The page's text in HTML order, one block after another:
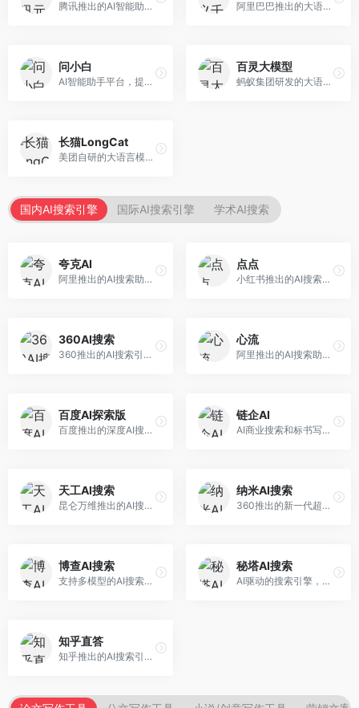
腾讯推出的AI智能助手，整合微信生态和腾讯云服务。面向普通用户和企业客户，支持文档解析、图像理解、联网搜索等功能，与腾讯产品无缝衔接，办公协作便捷。 阿里巴巴推出的大语言模型平台，提供对话问答、文档处理、图像理解、代码编写等全方位AI服务。面向企业用户和个人开发者，集成阿里云生态，支持多模态交互，企业级安全保障。
问小白
AI智能助手平台，提供知识问答、文本创作、文档处理等服务。面向普通用户和职场人士，操作简便，响应速度快，支持多场景应用。
百灵大模型
蚂蚁集团研发的大语言模型平台，专注于金融科技和企业服务。面向金融机构和企业客户，提供智能客服、风险分析、文档处理等服务，金融场景理解深入。
长猫LongCat
美团自研的大语言模型对话平台，专注于本地生活服务场景。面向美团生态用户，提供智能推荐、服务问答等功能，本地生活知识覆盖全面。
国内AI搜索引擎 国际AI搜索引擎 学术AI搜索
夸克AI
阿里推出的AI搜索助手，整合搜索与AI功能。面向年轻用户，提供智能搜索、文档处理、学习辅助等服务，与夸克生态深度整合。
点点
小红书推出的AI搜索应用，专注于生活方式内容搜索。面向小红书用户，提供生活攻略、消费决策、内容推荐等服务，生活方式内容丰富。
360AI搜索
360推出的AI搜索引擎，专注于安全智能搜索。面向普通用户，提供智能问答、网页搜索、内容整理等服务，安全防护能力强。
心流
阿里推出的AI搜索助手，专注于智能信息获取。面向普通用户，提供智能搜索、内容整理、知识问答等服务，与阿里生态深度整合。
百度AI探索版
百度推出的深度AI搜索引擎，整合百度知识图谱。面向中文用户，提供智能问答、知识探索、内容生成等服务，知识覆盖面广。
链企AI
AI商业搜索和标书写作工具，专注于企业服务场景。面向企业用户，提供商业信息搜索、标书生成、企业分析等服务，商业信息专业。
天工AI搜索
昆仑万维推出的AI搜索引擎，整合大模型与搜索能力。面向普通用户，提供智能问答、深度搜索、内容整理等服务，中文搜索体验好。
纳米AI搜索
360推出的新一代超级AI搜索，深度整合360搜索资源。面向普通用户，提供智能问答、多模态搜索、内容生成等服务，安全可靠。
博查AI搜索
支持多模型的AI搜索引擎，整合多种大模型能力。面向AI爱好者，提供多模型搜索、答案对比、深度分析等服务，模型选择灵活。
秘塔AI搜索
AI驱动的搜索引擎，专注于无广告直达结果。面向研究者和信息获取需求者，提供深度搜索、来源标注、答案整理等服务，搜索结果干净准确，信息可信度高。
知乎直答
知乎推出的AI搜索引擎，专注于知识问答场景。面向知识获取者，提供知乎内容搜索、智能问答、知识整理等服务，专业知识丰富。